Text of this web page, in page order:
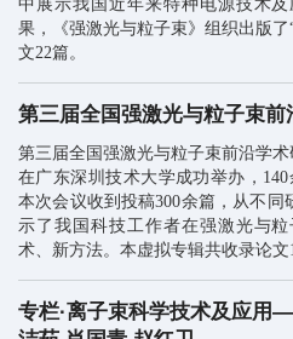
中展示我国近年来特种电源技术
果，《强激光与粒子束》组织出版
文22篇。
第三届全国强激光与粒子束
第三届全国强激光与粒子束前沿学术
在广东深圳技术大学成功举办，140
本次会议收到投稿300余篇，从不
示了我国科技工作者在强激光与
术、新方法。本虚拟专辑共收录论文
专栏·离子束科学技术及应